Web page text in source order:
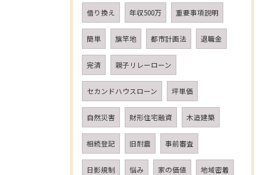
借り換え 年収500万 重要事項説明
簡単 旗竿地 都市計画法 退職金
完済 親子リレーローン
セカンドハウスローン 坪単価
自然災害 財形住宅融資 木造建築
相続登記 旧耐震 事前審査
日影規制 悩み 家の価値 地域密着